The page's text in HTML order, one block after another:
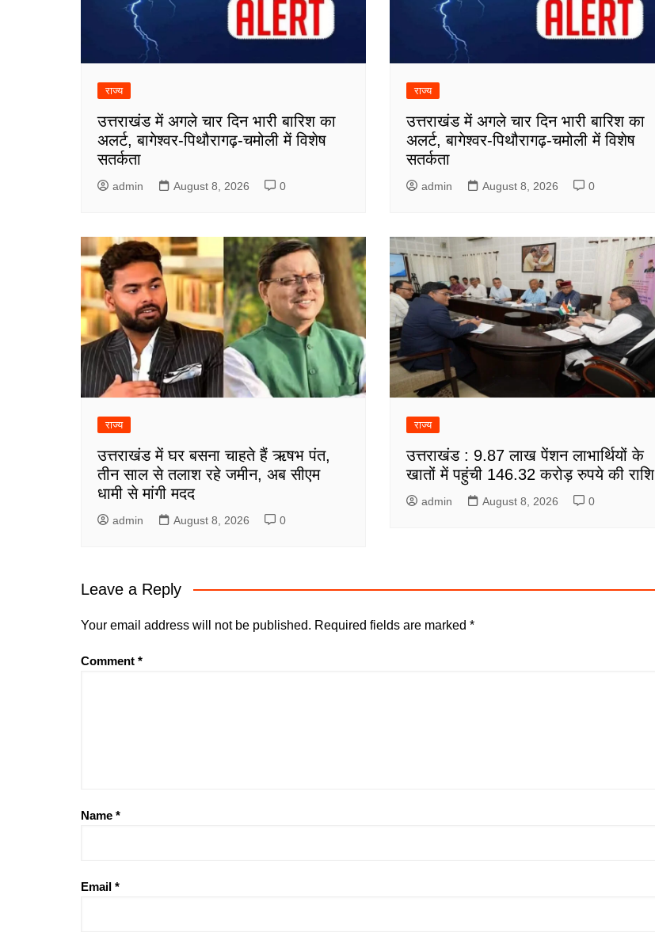
राज्य
उत्तराखंड में अगले चार दिन भारी बारिश का
अलर्ट, बागेश्वर-पिथौरागढ़-चमोली में विशेष
सतर्कता
admin August 8, 2026 0
राज्य
उत्तराखंड में अगले चार दिन भारी बारिश का
अलर्ट, बागेश्वर-पिथौरागढ़-चमोली में विशेष
सतर्कता
admin August 8, 2026 0
राज्य
उत्तराखंड में घर बसना चाहते हैं ऋषभ पंत,
तीन साल से तलाश रहे जमीन, अब सीएम
धामी से मांगी मदद
admin August 8, 2026 0
राज्य
उत्तराखंड : 9.87 लाख पेंशन लाभार्थियों के
खातों में पहुंची 146.32 करोड़ रुपये की राशि
admin August 8, 2026 0
Leave a Reply
Your email address will not be published. Required fields are marked *
Comment *
Name *
Email *